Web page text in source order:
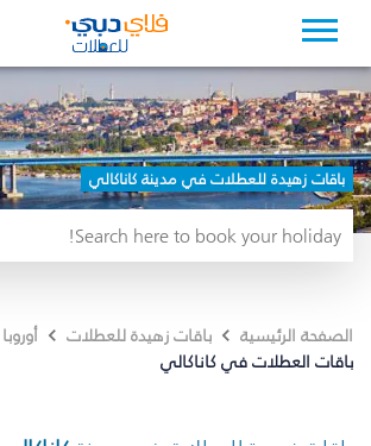
باقات زهيدة للعطلات في مدينة كاناكالي
الصفحة الرئيسية باقات زهيدة للعطلات أوروبا
باقات العطلات في كاناكالي